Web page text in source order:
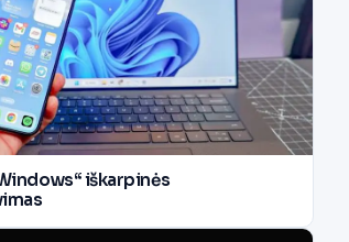
iškarpinės